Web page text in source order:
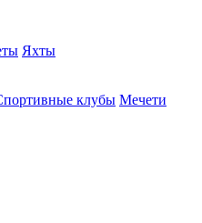
Яхты
клубы Мечети